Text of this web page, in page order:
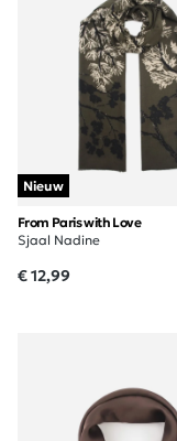
Nieuw
From Paris with Love
Sjaal Nadine
€ 12,99